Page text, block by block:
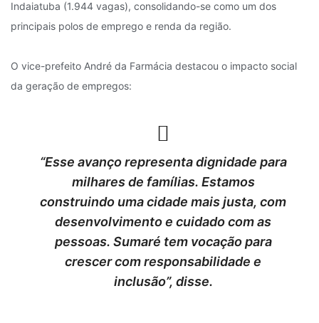
Indaiatuba (1.944 vagas), consolidando-se como um dos
principais polos de emprego e renda da região.
O vice-prefeito André da Farmácia destacou o impacto social
da geração de empregos:
“Esse avanço representa dignidade para
milhares de famílias. Estamos
construindo uma cidade mais justa, com
desenvolvimento e cuidado com as
pessoas. Sumaré tem vocação para
crescer com responsabilidade e
inclusão”, disse.